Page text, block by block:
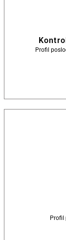
Profil
Profil